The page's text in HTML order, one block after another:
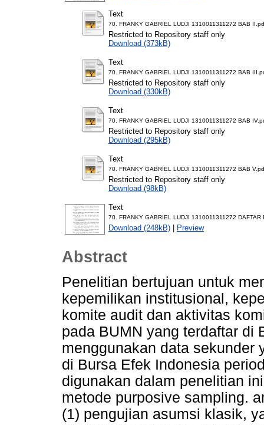
Text
70. FRANKY GABRIEL LUDJI 1310011311272 BAB
Restricted to Repository staff only
Download (373kB)
Text
70. FRANKY GABRIEL LUDJI 1310011311272 BAB
Restricted to Repository staff only
Download (330kB)
Text
70. FRANKY GABRIEL LUDJI 1310011311272 BAB
Restricted to Repository staff only
Download (295kB)
Text
70. FRANKY GABRIEL LUDJI 1310011311272 BAB
Restricted to Repository staff only
Download (98kB)
Text
70. FRANKY GABRIEL LUDJI 1310011311272 DAFTAR
Download (248kB) | Preview
Abstract
Penelitian bertujuan untuk
kepemilikan institusional,
komite audit dan aktivitas
pada BUMN yang terdaftar di
menggunakan data sekunder
di Bursa Efek Indonesia
digunakan dalam penelitian
metode purposive sampling.
(1) pengujian asumsi klasik,